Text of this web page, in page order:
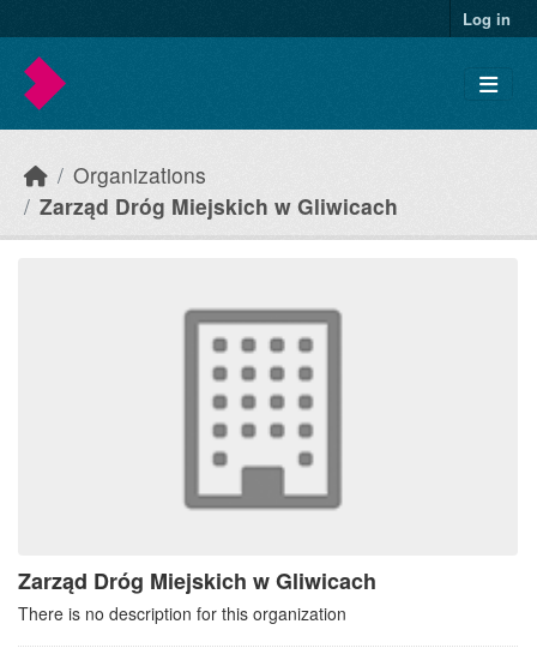
Log in
Organizations
Zarząd Dróg Miejskich w Gliwicach
Zarząd Dróg Miejskich w Gliwicach
There is no description for this organization